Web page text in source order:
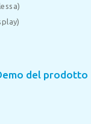
del prodotto